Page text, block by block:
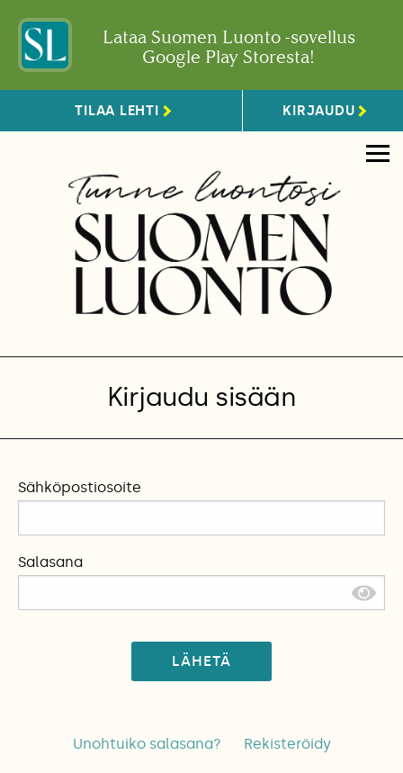
Lataa Suomen Luonto -sovellus
Google Play Storesta!
TILAA LEHTI KIRJAUDU
Kirjaudu sisään
Sähköpostiosoite
Salasana
LÄHETÄ
Unohtuiko salasana? Rekisteröidy